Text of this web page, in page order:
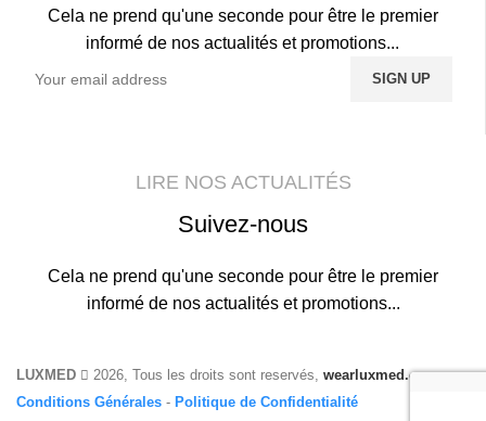
Cela ne prend qu'une seconde pour être le premier
informé de nos actualités et promotions...
LIRE NOS ACTUALITÉS
Suivez-nous
Cela ne prend qu'une seconde pour être le premier
informé de nos actualités et promotions...
LUXMED 2026, Tous les droits sont reservés, wearluxmed.com
Conditions Générales - Politique de Confidentialité